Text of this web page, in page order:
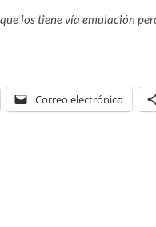
los tiene vía emulación
Correo electrónico